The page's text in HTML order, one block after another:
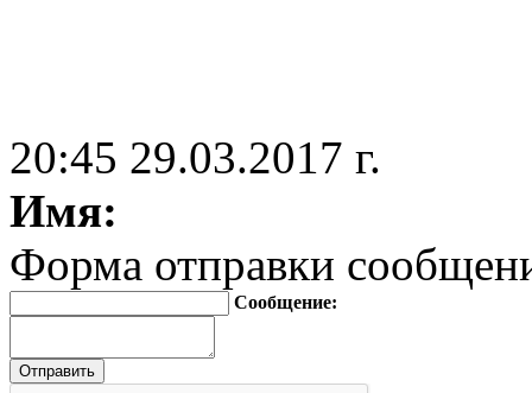
20:45 29.03.2017 г.
Имя:
Форма отправки
Сообщение: